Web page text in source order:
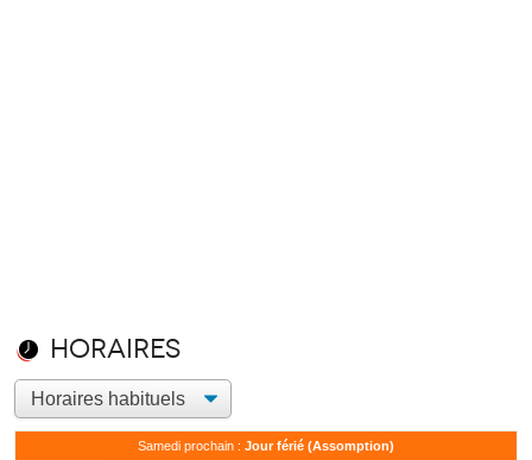
Horaires
Samedi prochain : Jour férié (Assomption)